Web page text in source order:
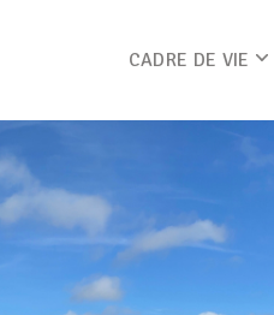
CADRE DE VIE